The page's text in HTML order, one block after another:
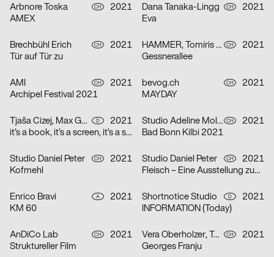
Arbnore Toska CH
2021
AMEX
Dana Tanaka-Lingg CH
2021
Eva
Brechbühl Erich CH
2021
Tür auf Tür zu
HAMMER, Tomiris Shyngyssova CH
2021
Gessnerallee
AMI CH
2021
Archipel Festival 2021
bevog.ch CH
2021
MAYDAY
Tjaša Cizej, Max Gültig, Laura Hähnel, Basil Haug D
2021
it’s a book, it’s a screen, it’s a space in between
Studio Adeline Mollard, Coboi CH
2021
Bad Bonn Kilbi 2021
Studio Daniel Peter CH
2021
Kofmehl
Studio Daniel Peter CH
2021
Fleisch – Eine Ausstellung zum Innenleben
Enrico Bravi A
2021
KM 60
Shortnotice Studio D
2021
INFORMATION (Today)
AnDiCo Lab CH
2021
Struktureller Film
Vera Oberholzer, Tonja Wüthrich CH
2021
Georges Franju